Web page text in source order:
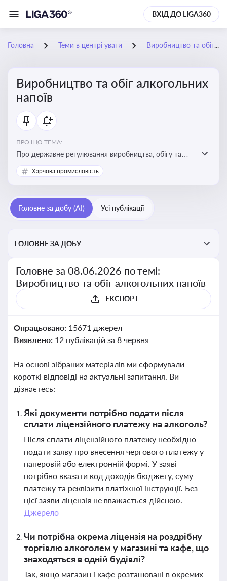
ВХІД ДО LIGA360
Головна Теми в центрі уваги Виробництво та обіг алкогольних напоїв
Виробництво та обіг алкогольних
напоїв
ПРО ЩО ТЕМА:
Про державне регулювання виробництва, обігу та
оподаткування алкогольної продукції, про
ліцензування та правові ризики
Харчова промисловість
Головне за добу (AI) Усі публікації
ГОЛОВНЕ ЗА ДОБУ
Головне за 08.06.2026 по темі:
Виробництво та обіг алкогольних напоїв
ЕКСПОРТ
Опрацьовано: 15671 джерел
Виявлено: 12 публікацій за 8 червня
На основі зібраних матеріалів ми сформували
короткі відповіді на актуальні запитання. Ви
дізнаєтесь:
Які документи потрібно подати після
сплати ліцензійного платежу на алкоголь?
Після сплати ліцензійного платежу необхідно
подати заяву про внесення чергового платежу у
паперовій або електронній формі. У заяві
потрібно вказати код доходів бюджету, суму
платежу та реквізити платіжної інструкції. Без
цієї заяви ліцензія не вважається дійсною.
Джерело
Чи потрібна окрема ліцензія на роздрібну
торгівлю алкоголем у магазині та кафе, що
знаходяться в одній будівлі?
Так, якщо магазин і кафе розташовані в окремих